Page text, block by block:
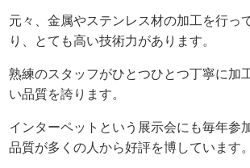
元々、金属やステンレス材の加工を行っ
り、とても高い技術力があります。
熟練のスタッフがひとつひとつ丁寧に加
い品質を誇ります。
インターペットという展示会にも毎年参
品質が多くの人から好評を博しています。